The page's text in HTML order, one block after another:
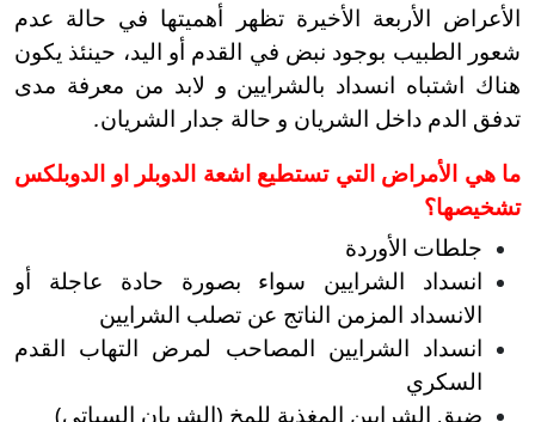
الأعراض الأربعة الأخيرة تظهر أهميتها في حالة عدم
شعور الطبيب بوجود نبض في القدم أو اليد، حينئذ يكون
هناك اشتباه انسداد بالشرايين و لابد من معرفة مدى
تدفق الدم داخل الشريان و حالة جدار الشريان.
ما هي الأمراض التي تستطيع اشعة الدوبلر او الدوبلكس
تشخيصها؟
جلطات الأوردة
انسداد الشرايين سواء بصورة حادة عاجلة أو
الانسداد المزمن الناتج عن تصلب الشرايين
انسداد الشرايين المصاحب لمرض التهاب القدم
السكري
ضيق الشرايين المغذية للمخ (الشريان السباتي)